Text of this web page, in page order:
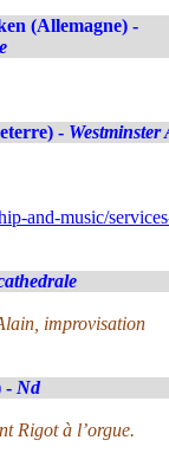
(Allemagne) -
- Westminster
and-music/
improvisation
- Nd
Rigot à l’orgue.